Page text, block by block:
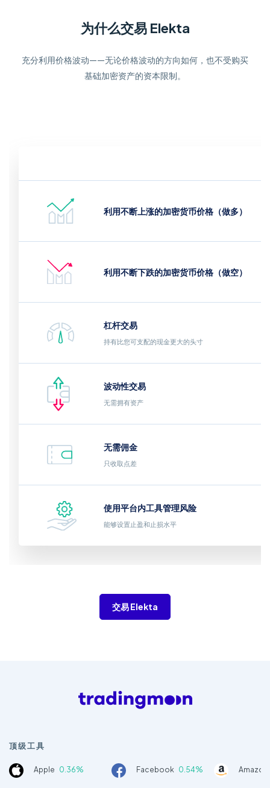
为什么交易 Elekta
充分利用价格波动——无论价格波动的方向如何，也不受购买
基础加密资产的资本限制。
利用不断上涨的加密货币价格（做多）
利用不断下跌的加密货币价格（做空）
杠杆交易
持有比您可支配的现金更大的头寸
波动性交易
无需拥有资产
无需佣金
只收取点差
使用平台内工具管理风险
能够设置止盈和止损水平
交易 Elekta
顶级工具
Apple 0.36% Facebook 0.54%